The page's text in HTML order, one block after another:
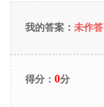
我的答案： 未作答
得分： 0分